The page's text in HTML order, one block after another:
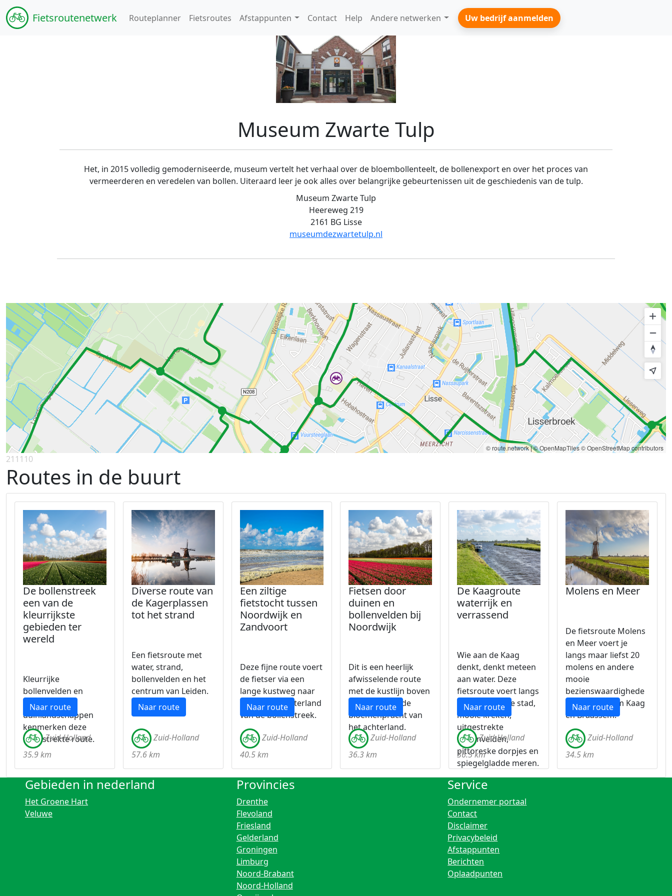
Fietsroutenetwerk Routeplanner Fietsroutes Afstappunten Contact Help Andere netwerken Uw bedrijf aanmelden
Museum Zwarte Tulp
Het, in 2015 volledig gemoderniseerde, museum vertelt het verhaal over de bloembollenteelt, de bollenexport en over het proces van
vermeerderen en veredelen van bollen. Uiteraard leer je ook alles over belangrijke gebeurtenissen uit de geschiedenis van de tulp.
Museum Zwarte Tulp
Heereweg 219
2161 BG Lisse
museumdezwartetulp.nl
© route.network|© OpenMapTiles© OpenStreetMap contributors
211110
Routes in de buurt
De bollenstreek
een van de
kleurrijkste
gebieden ter
wereld
Kleurrijke
bollenvelden en
mooie
duinlandschappen
kenmerken deze
uitgestrekte route.
Naar route
Zuid-Holland
35.9 km
Diverse route van
de Kagerplassen
tot het strand
Een fietsroute met
water, strand,
bollenvelden en het
centrum van Leiden.
Naar route
Zuid-Holland
57.6 km
Een ziltige
fietstocht tussen
Noordwijk en
Zandvoort
Deze fijne route voert
de fietser via een
lange kustweg naar
het mooie achterland
van de bollenstreek.
Naar route
Zuid-Holland
40.5 km
Fietsen door
duinen en
bollenvelden bij
Noordwijk
Dit is een heerlijk
afwisselende route
met de kustlijn boven
Noordwijk en de
bloemenpracht van
het achterland.
Naar route
Zuid-Holland
36.3 km
De Kaagroute
waterrijk en
verrassend
Wie aan de Kaag
denkt, denkt meteen
aan water. Deze
fietsroute voert langs
een historische stad,
mooie kreken,
uitgestrekte
tulpenvelden,
pittoreske dorpjes en
spiegelgladde meren.
Naar route
Zuid-Holland
36.5 km
Molens en Meer
De fietsroute Molens
en Meer voert je
langs maar liefst 20
molens en andere
mooie
bezienswaardighede
n in en rondom Kaag
en Braassem.
Naar route
Zuid-Holland
34.5 km
Gebieden in nederland
Het Groene Hart
Veluwe
Provincies
Drenthe
Flevoland
Friesland
Gelderland
Groningen
Limburg
Noord-Brabant
Noord-Holland
Service
Ondernemer portaal
Contact
Disclaimer
Privacybeleid
Afstappunten
Berichten
Oplaadpunten